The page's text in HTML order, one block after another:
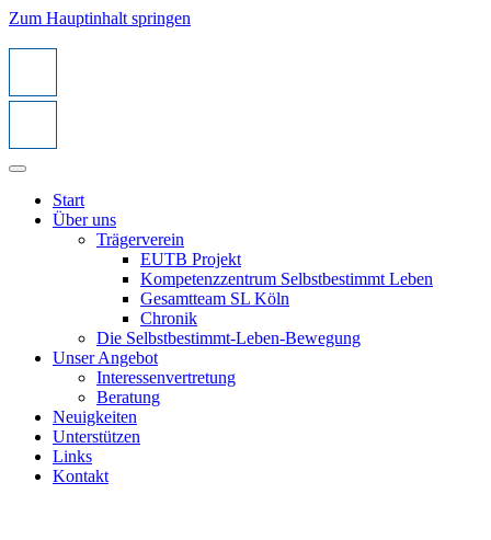
Zum Hauptinhalt springen
Start
Über uns
Trägerverein
EUTB Projekt
Kompetenzzentrum Selbstbestimmt Leben
Gesamtteam SL Köln
Chronik
Die Selbstbestimmt-Leben-Bewegung
Unser Angebot
Interessenvertretung
Beratung
Neuigkeiten
Unterstützen
Links
Kontakt